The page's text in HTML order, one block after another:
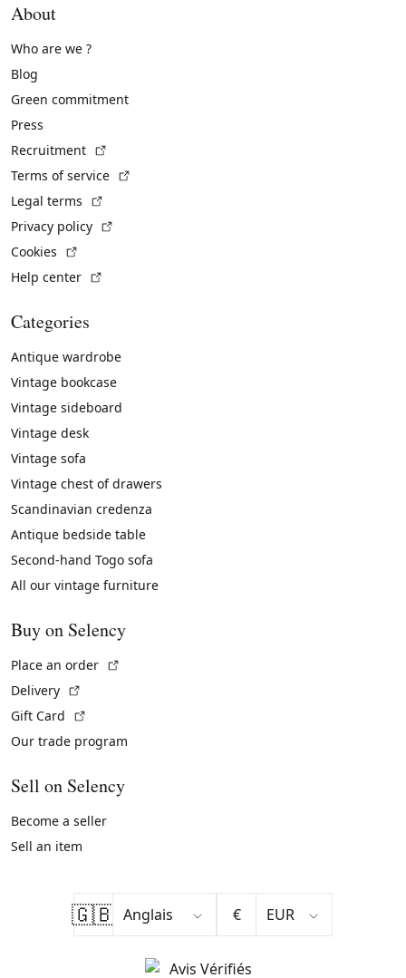
About
Who are we ?
Blog
Green commitment
Press
Recruitment
Terms of service
Legal terms
Privacy policy
Cookies
Help center
Categories
Antique wardrobe
Vintage bookcase
Vintage sideboard
Vintage desk
Vintage sofa
Vintage chest of drawers
Scandinavian credenza
Antique bedside table
Second-hand Togo sofa
All our vintage furniture
Buy on Selency
Place an order
Delivery
Gift Card
Our trade program
Sell on Selency
Become a seller
Sell an item
🇬🇧 €